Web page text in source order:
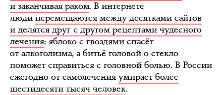
и заканчивая раком. В интернете
люди перемещаются между десятками сайтов
и делятся друг с другом рецептами чудесного
лечения: яблоко с гвоздями спасёт
от алкоголизма, а битьё головой о стекло
поможет справиться с головной болью. В России
ежегодно от самолечения умирает более
шестидесяти тысяч человек.